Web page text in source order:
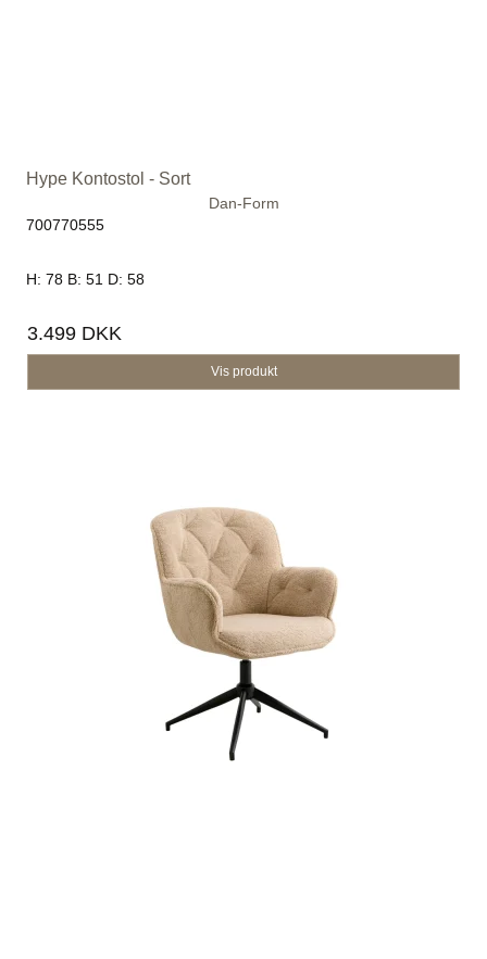
Hype Kontostol - Sort
Dan-Form
700770555
H: 78 B: 51 D: 58
3.499 DKK
Vis produkt